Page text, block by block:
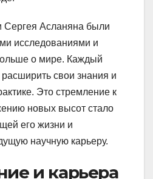
Сергея Асланяна были
исследованиями и
о мире. Каждый
свои знания и
Это стремление к
новых высот стало
его жизни и
научную карьеру.
и карьера